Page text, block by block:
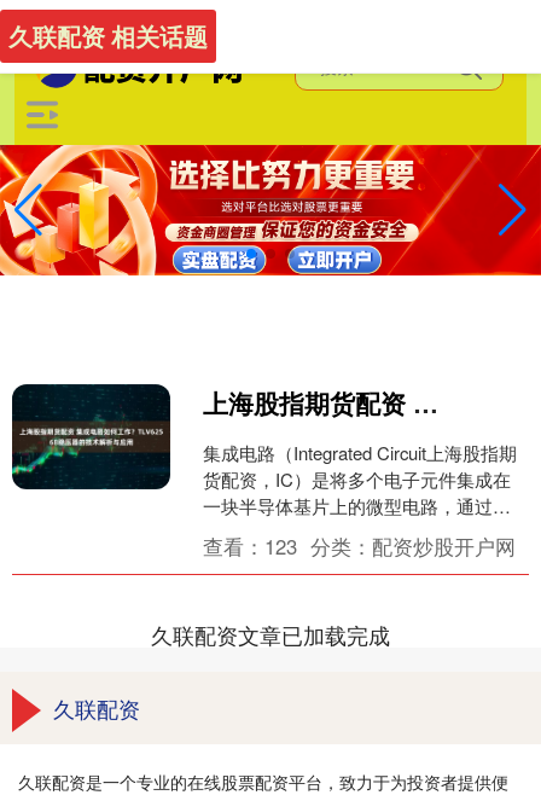
-->
久联配资 相关话题
上海股指期货配资 集成电路如何工作？TLV62568稳压器的技术解析与应用
集成电路（Integrated Circuit上海股指期
货配资，IC）是将多个电子元件集成在
一块半导体基片上的微型电路，通过光
刻、蚀刻等工艺将晶体管、电阻、电
容....
查看： 123 分类：配资炒股开户网
久联配资文章已加载完成
久联配资
久联配资是一个专业的在线股票配资平台，致力于为投资者提供便